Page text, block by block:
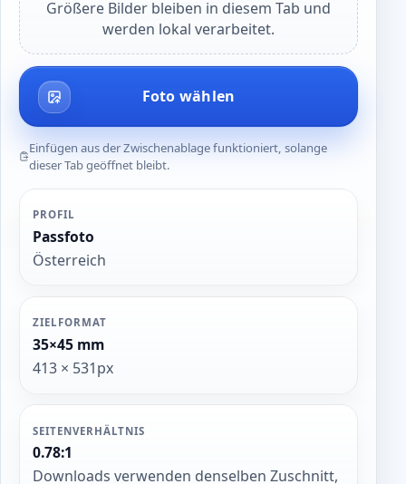
Größere Bilder bleiben in diesem Tab und
werden lokal verarbeitet.
Foto wählen
Einfügen aus der Zwischenablage funktioniert, solange
dieser Tab geöffnet bleibt.
PROFIL
Passfoto
Österreich
ZIELFORMAT
35×45 mm
413 × 531px
SEITENVERHÄLTNIS
0.78:1
Downloads verwenden denselben Zuschnitt,